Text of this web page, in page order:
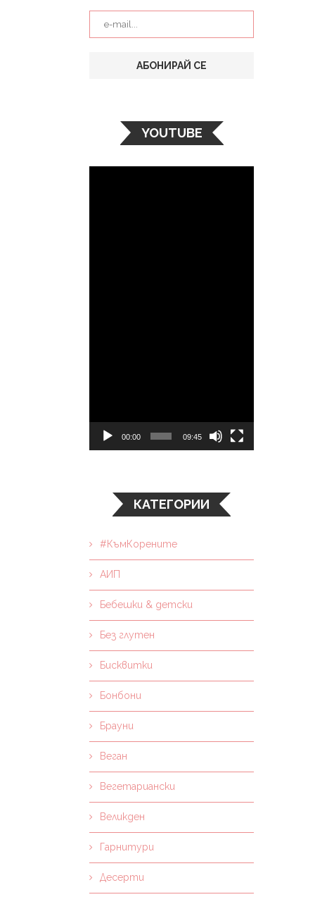
YOUTUBE
00:00 09:45
КАТЕГОРИИ
#КъмКорените
АИП
Бебешки & детски
Без глутен
Бисквитки
Бонбони
Брауни
Веган
Вегетариански
Великден
Гарнитури
Десерти